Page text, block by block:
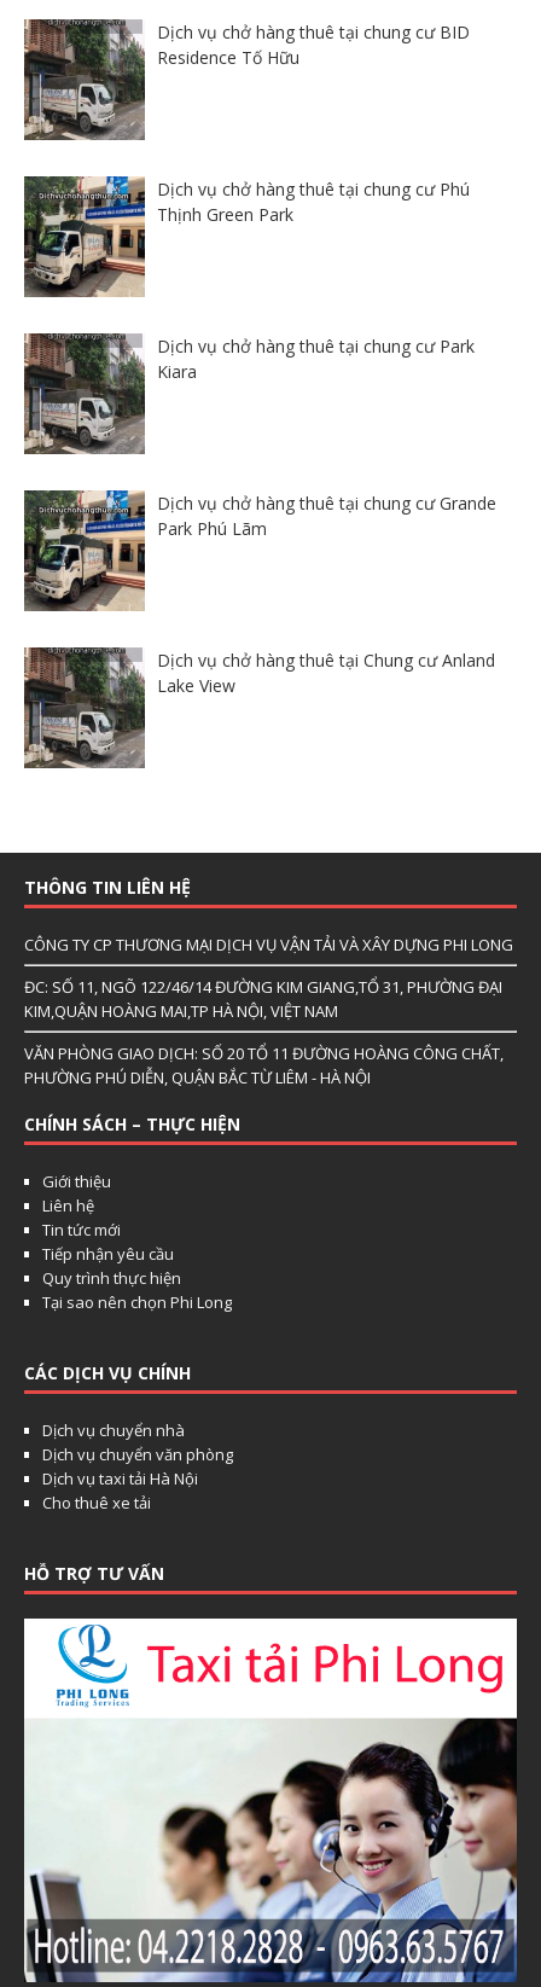
Dịch vụ chở hàng thuê tại chung cư BID
Residence Tố Hữu
Dịch vụ chở hàng thuê tại chung cư Phú
Thịnh Green Park
Dịch vụ chở hàng thuê tại chung cư Park
Kiara
Dịch vụ chở hàng thuê tại chung cư Grande
Park Phú Lãm
Dịch vụ chở hàng thuê tại Chung cư Anland
Lake View
THÔNG TIN LIÊN HỆ
CÔNG TY CP THƯƠNG MẠI DỊCH VỤ VẬN TẢI VÀ XÂY DỰNG PHI LONG
ĐC: SỐ 11, NGÕ 122/46/14 ĐƯỜNG KIM GIANG,TỔ 31, PHƯỜNG ĐẠI
KIM,QUẬN HOÀNG MAI,TP HÀ NỘI, VIỆT NAM
VĂN PHÒNG GIAO DỊCH: SỐ 20 TỔ 11 ĐƯỜNG HOÀNG CÔNG CHẤT,
PHƯỜNG PHÚ DIỄN, QUẬN BẮC TỪ LIÊM - HÀ NỘI
CHÍNH SÁCH – THỰC HIỆN
Giới thiệu
Liên hệ
Tin tức mới
Tiếp nhận yêu cầu
Quy trình thực hiện
Tại sao nên chọn Phi Long
CÁC DỊCH VỤ CHÍNH
Dịch vụ chuyển nhà
Dịch vụ chuyển văn phòng
Dịch vụ taxi tải Hà Nội
Cho thuê xe tải
HỖ TRỢ TƯ VẤN